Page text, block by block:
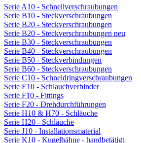
Serie A10 - Schnellverschraubungen
Serie B10 - Steckverschraubungen
Serie B20 - Steckverschraubungen
Serie B20 - Steckverschraubungen neu
Serie B30 - Steckverschraubungen
Serie B40 - Steckverschraubungen
Serie B50 - Steckverbindungen
Serie B60 - Steckverschraubungen
Serie C10 - Schneidringverschraubungen
Serie E10 - Schlauchverbinder
Serie F10 - Fittings
Serie F20 - Drehdurchführungen
Serie H10 & H70 - Schläuche
Serie H20 - Schläuche
Serie J10 - Installationsmaterial
Serie K10 - Kugelhähne - handbetätigt